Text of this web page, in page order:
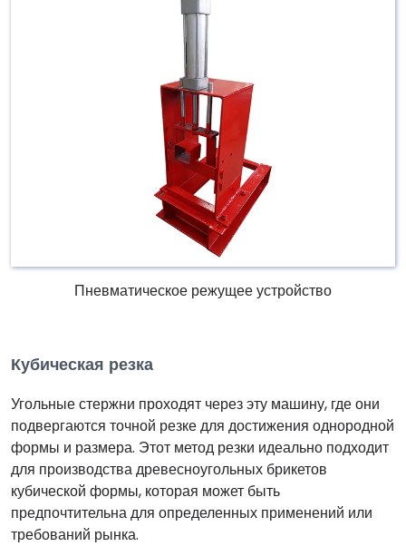
Пневматическое режущее устройство
Кубическая резка
Угольные стержни проходят через эту машину, где они
подвергаются точной резке для достижения однородной
формы и размера. Этот метод резки идеально подходит
для производства древесноугольных брикетов
кубической формы, которая может быть
предпочтительна для определенных применений или
требований рынка.